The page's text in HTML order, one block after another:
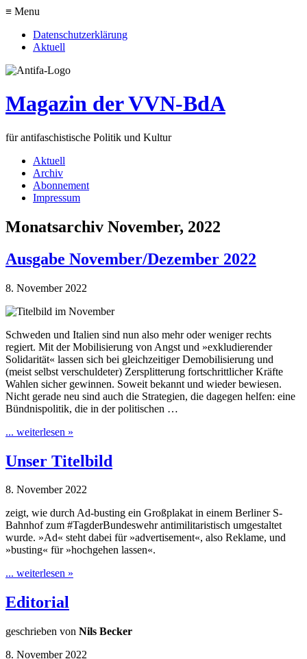
≡ Menu
Datenschutzerklärung
Aktuell
Magazin der VVN-BdA
für antifaschistische Politik und Kultur
Aktuell
Archiv
Abonnement
Impressum
Monatsarchiv November, 2022
Ausgabe November/Dezember 2022
8. November 2022
Schweden und Italien sind nun also mehr oder weniger rechts
regiert. Mit der Mobilisierung von Angst und »exkludierender
Solidarität« lassen sich bei gleichzeitiger Demobilisierung und
(meist selbst verschuldeter) Zersplitterung fortschrittlicher Kräfte
Wahlen sicher gewinnen. Soweit bekannt und wieder bewiesen.
Nicht gerade neu sind auch die Strategien, die dagegen helfen: eine
Bündnispolitik, die in der politischen …
... weiterlesen »
Unser Titelbild
8. November 2022
zeigt, wie durch Ad-busting ein Großplakat in einem Berliner S-
Bahnhof zum #TagderBundeswehr antimilitaristisch umgestaltet
wurde. »Ad« steht dabei für »advertisement«, also Reklame, und
»busting« für »hochgehen lassen«.
... weiterlesen »
Editorial
geschrieben von Nils Becker
8. November 2022